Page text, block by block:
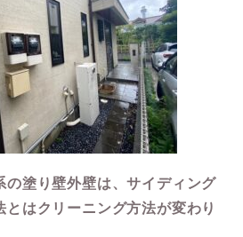
の塗り壁外壁は、サイディング
はクリーニング方法が変わり